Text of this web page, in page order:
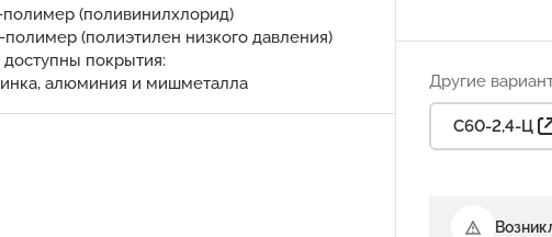
(поливинилхлорид)
(полиэтилен низкого давления)
покрытия:
алюминия и мишметалла Другие
С60-2,4-Ц